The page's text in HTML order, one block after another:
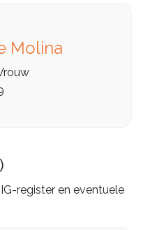
Molina
register en eventuele